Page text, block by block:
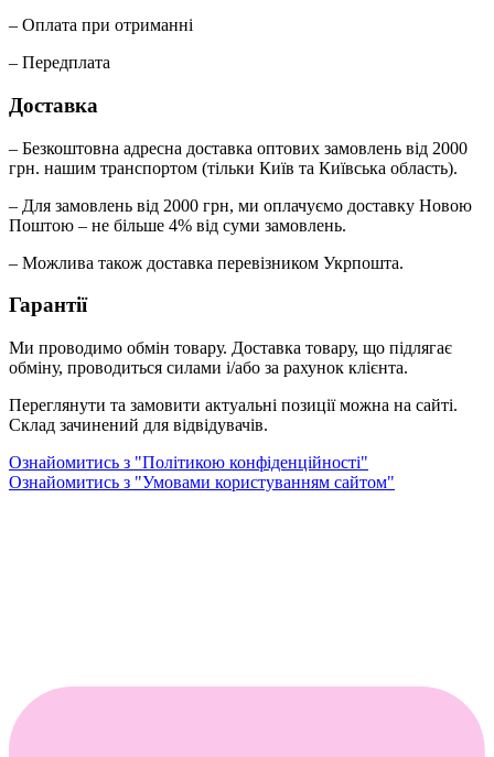
– Оплата при отриманні
– Передплата
Доставка
– Безкоштовна адресна доставка оптових замовлень від 2000
грн. нашим транспортом (тільки Київ та Київська область).
– Для замовлень від 2000 грн, ми оплачуємо доставку Новою
Поштою – не більше 4% від суми замовлень.
– Можлива також доставка перевізником Укрпошта.
Гарантії
Ми проводимо обмін товару. Доставка товару, що підлягає
обміну, проводиться силами і/або за рахунок клієнта.
Переглянути та замовити актуальні позиції можна на сайті.
Склад зачинений для відвідувачів.
Ознайомитись з "Політикою конфіденційності"
Ознайомитись з "Умовами користуванням сайтом"